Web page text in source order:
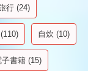
行 (24)
(110) 自炊 (10)
子書籍 (15)